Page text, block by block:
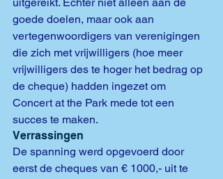
goede doelen, maar ook aan
vertegenwoordigers van verenigingen
die zich met vrijwilligers (hoe meer
vrijwilligers des te hoger het bedrag op
de cheque) hadden ingezet om
Concert at the Park mede tot een
succes te maken.
Verrassingen
De spanning werd opgevoerd door
eerst de cheques van € 1000,- uit te